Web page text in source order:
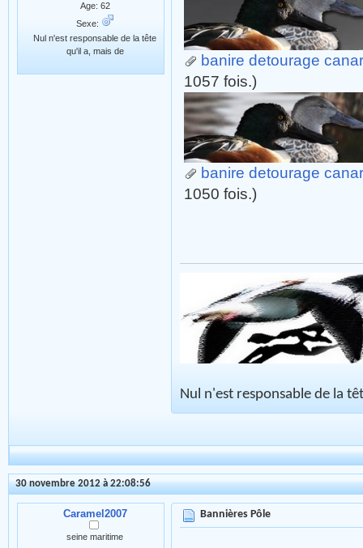
Age: 62
Sexe:
Nul n'est responsable de la tête
qu'il a, mais de
banire detourage
1057 fois.)
banire detourage
1050 fois.)
Nul n'est responsable de la
30 novembre 2012 à 22:08:56
Caramel2007
seine maritime
Bannières Pôle